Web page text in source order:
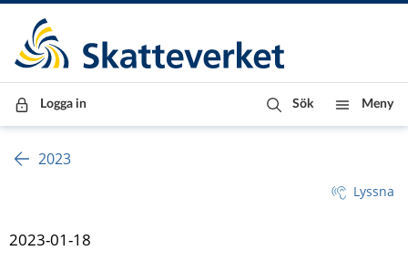
Till innehåll
Till navigationen
Till chattrobot
Logga in Sök Meny
2023
Lyssna
2023-01-18